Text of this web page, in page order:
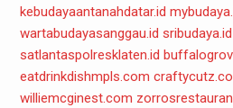
kebudayaantanahdatar.id
wartabudayasanggau.id sribudaya.id
satlantaspolresklaten.id
eatdrinkdishmpls.com
williemcginest.com